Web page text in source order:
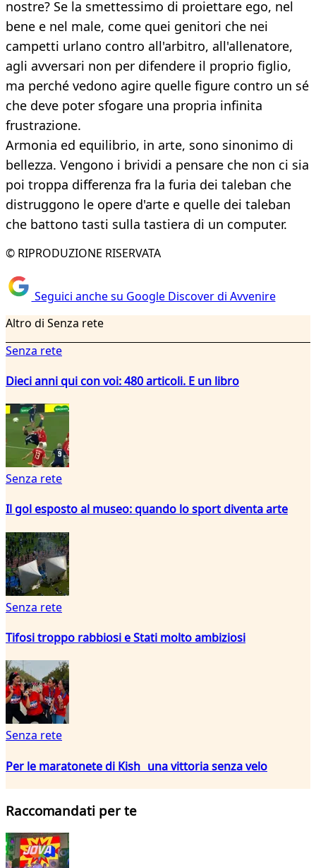
nostre? Se la smettessimo di proiettare ego, nel
bene e nel male, come quei genitori che nei
campetti urlano contro all'arbitro, all'allenatore,
agli avversari non per difendere il proprio figlio,
ma perché vedono agire quelle figure contro un sé
che deve poter sfogare una propria infinita
frustrazione.
Armonia ed equilibrio, in arte, sono sinonimo di
bellezza. Vengono i brividi a pensare che non ci sia
poi troppa differenza fra la furia dei taleban che
distruggono le opere d'arte e quelle dei taleban
che battono tasti sulla tastiera di un computer.
© RIPRODUZIONE RISERVATA
Seguici anche su Google Discover di Avvenire
Altro di Senza rete
Senza rete
Dieci anni qui con voi: 480 articoli. E un libro
Senza rete
Il gol esposto al museo: quando lo sport diventa arte
Senza rete
Tifosi troppo rabbiosi e Stati molto ambiziosi
Senza rete
Per le maratonete di Kish una vittoria senza velo
Raccomandati per te